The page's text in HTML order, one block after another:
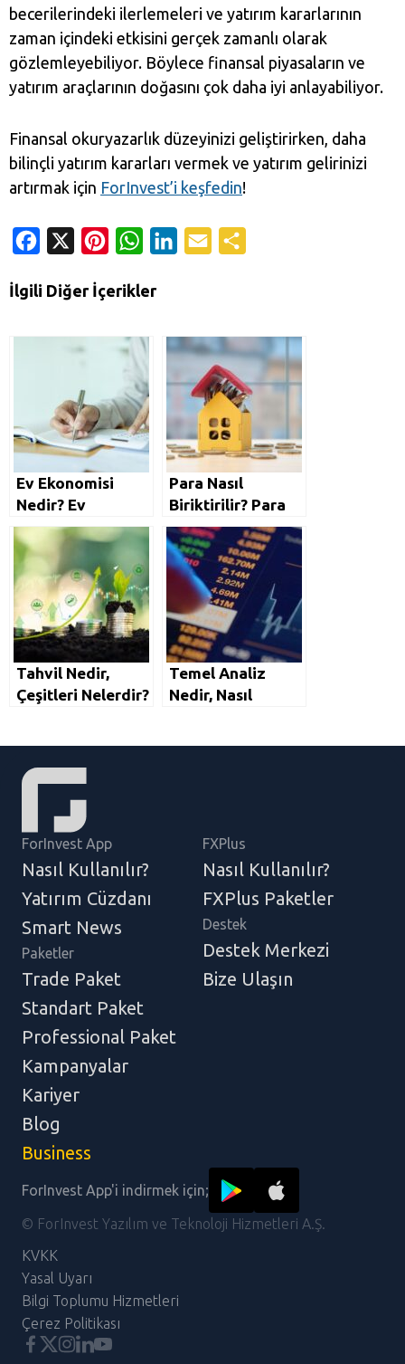
becerilerindeki ilerlemeleri ve yatırım kararlarının
zaman içindeki etkisini gerçek zamanlı olarak
gözlemleyebiliyor. Böylece finansal piyasaların ve
yatırım araçlarının doğasını çok daha iyi anlayabiliyor.
Finansal okuryazarlık düzeyinizi geliştirirken, daha
bilinçli yatırım kararları vermek ve yatırım gelirinizi
artırmak için ForInvest’i keşfedin!
Facebook PinterestWhatsAppLinkedInEmail
İlgili Diğer İçerikler
Ev Ekonomisi
Nedir? Ev
Ekonomisi Nasıl
Yapılır?
Para Nasıl
Biriktirilir? Para
Biriktirme
Yöntemleri
Tahvil Nedir,
Çeşitleri Nelerdir?
Temel Analiz
Nedir, Nasıl
ForInvest App
Nasıl Kullanılır?
Yatırım Cüzdanı
Smart News
Paketler
Trade Paket
Standart Paket
Professional Paket
FXPlus
Nasıl Kullanılır?
FXPlus Paketler
Destek
Destek Merkezi
Bize Ulaşın
Kampanyalar
Kariyer
Blog
Business
ForInvest App'i indirmek için;
© ForInvest Yazılım ve Teknoloji Hizmetleri A.Ş.
KVKK
Yasal Uyarı
Bilgi Toplumu Hizmetleri
Çerez Politikası